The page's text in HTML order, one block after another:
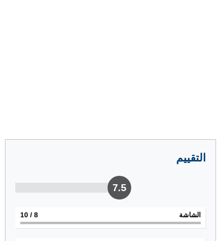
التقييم
7.5
الشاشة 8
/ 10